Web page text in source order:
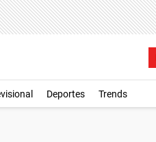
Deportes Trends